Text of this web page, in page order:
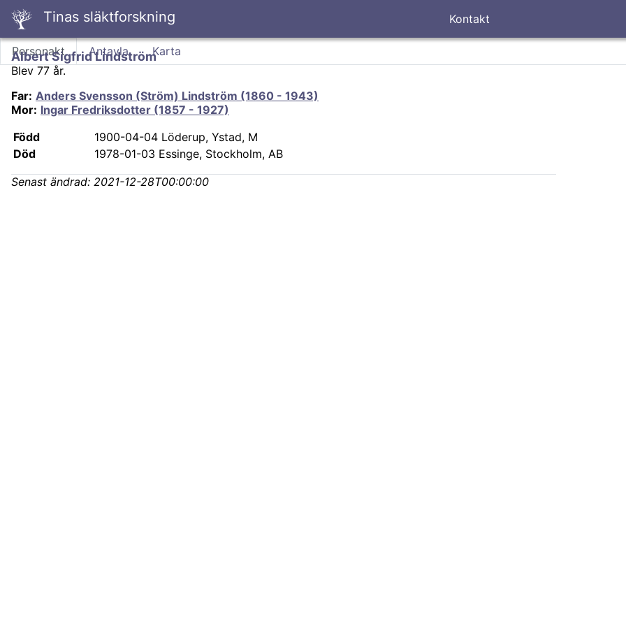
Tinas släktforskning Kontakt
Personakt Antavla Karta
Albert Sigfrid Lindström
Blev 77 år.
Far: Anders Svensson (Ström) Lindström (1860 - 1943)
Mor: Ingar Fredriksdotter (1857 - 1927)
Född
1900-04-04 Löderup, Ystad, M
Död
1978-01-03 Essinge, Stockholm, AB
Senast ändrad: 2021-12-28T00:00:00